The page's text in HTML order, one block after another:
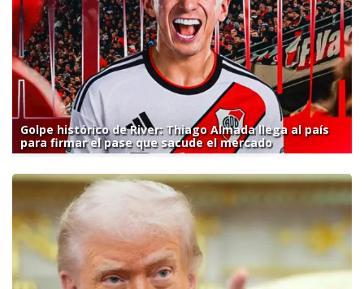
Golpe histórico de River: Thiago Almada llega al país
para firmar el pase que sacude el mercado